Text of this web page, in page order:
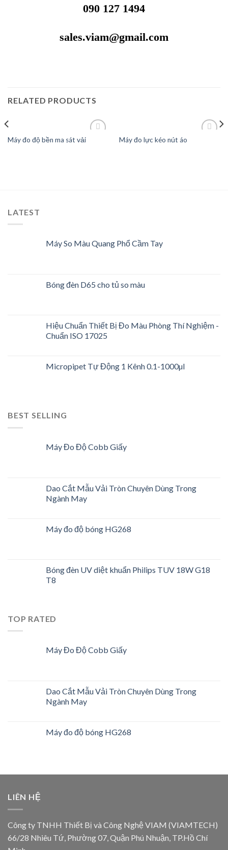
090 127 1494
sales.viam@gmail.com
RELATED PRODUCTS
Máy đo độ bền ma sát vải Máy đo lực kéo nút áo
LATEST
Máy So Màu Quang Phổ Cầm Tay
Bóng đèn D65 cho tủ so màu
Hiệu Chuẩn Thiết Bị Đo Màu Phòng Thí Nghiệm -
Chuẩn ISO 17025
Micropipet Tự Động 1 Kênh 0.1-1000µl
BEST SELLING
Máy Đo Độ Cobb Giấy
Dao Cắt Mẫu Vải Tròn Chuyên Dùng Trong
Ngành May
Máy đo độ bóng HG268
Bóng đèn UV diệt khuẩn Philips TUV 18W G18
T8
TOP RATED
Máy Đo Độ Cobb Giấy
Dao Cắt Mẫu Vải Tròn Chuyên Dùng Trong
Ngành May
Máy đo độ bóng HG268
LIÊN HỆ
Công ty TNHH Thiết Bị và Công Nghệ VIAM (VIAMTECH)
66/28 Nhiêu Tứ, Phường 07, Quận Phú Nhuận, TP.Hồ Chí